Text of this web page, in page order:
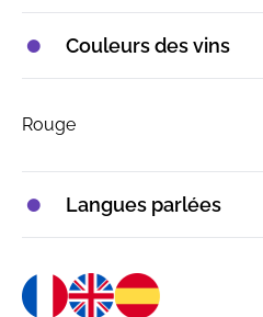
Couleurs des vins
Rouge
Langues parlées